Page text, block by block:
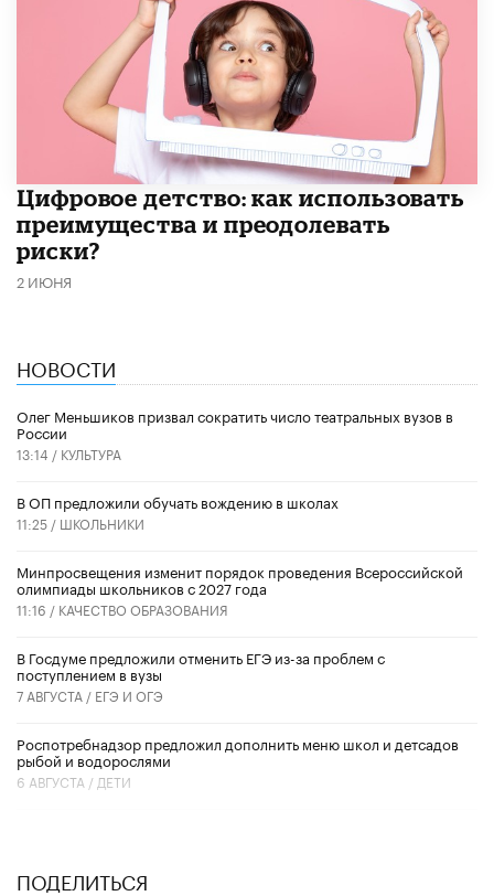
​Цифровое детство: как использовать
преимущества и преодолевать
риски?
2 ИЮНЯ
НОВОСТИ
Олег Меньшиков призвал сократить число театральных вузов в
России
13:14 / КУЛЬТУРА
В ОП предложили обучать вождению в школах
11:25 / ШКОЛЬНИКИ
Минпросвещения изменит порядок проведения Всероссийской
олимпиады школьников с 2027 года
11:16 / КАЧЕСТВО ОБРАЗОВАНИЯ
В Госдуме предложили отменить ЕГЭ из-за проблем с
поступлением в вузы
7 АВГУСТА / ЕГЭ И ОГЭ
Роспотребнадзор предложил дополнить меню школ и детсадов
рыбой и водорослями
6 АВГУСТА / ДЕТИ
ПОДЕЛИТЬСЯ